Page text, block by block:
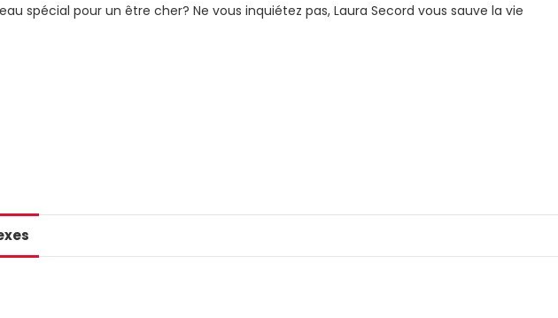
spécial pour un être cher? Ne vous inquiétez pas, Laura Secord vous sauve la vie